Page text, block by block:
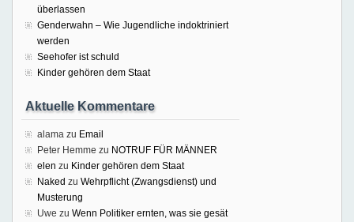
überlassen
Genderwahn – Wie Jugendliche indoktriniert
werden
Seehofer ist schuld
Kinder gehören dem Staat
Aktuelle Kommentare
alama zu Email
Peter Hemme zu NOTRUF FÜR MÄNNER
elen zu Kinder gehören dem Staat
Naked zu Wehrpflicht (Zwangsdienst) und
Musterung
Uwe zu Wenn Politiker ernten, was sie gesät